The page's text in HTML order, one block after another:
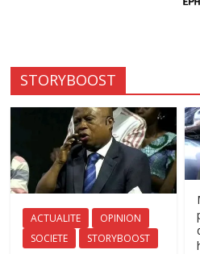
STORYBOOST
ACTUALITE
OPINION
SOCIETE
STORYBOOST